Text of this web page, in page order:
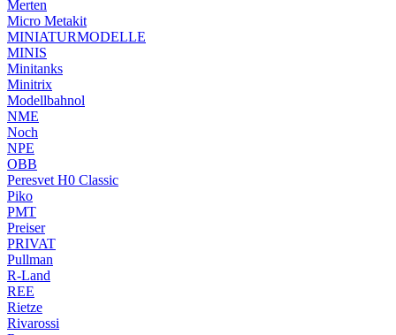
Merten
Micro Metakit
MINIATURMODELLE
MINIS
Minitanks
Minitrix
Modellbahnol
NME
Noch
NPE
OBB
Peresvet H0 Classic
Piko
PMT
Preiser
PRIVAT
Pullman
R-Land
REE
Rietze
Rivarossi